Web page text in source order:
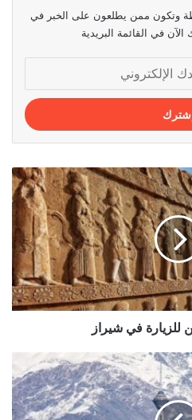
وتكون ممن يطلعون على الخبر في
في القائمة البريدية